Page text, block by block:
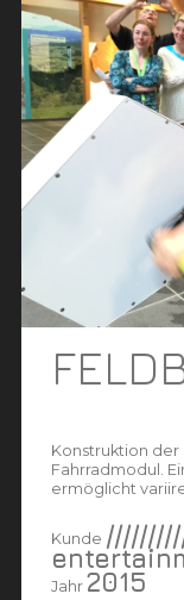
Konstruktion der
Fahrradmodul.
ermöglicht
Kunde
Jahr 2015